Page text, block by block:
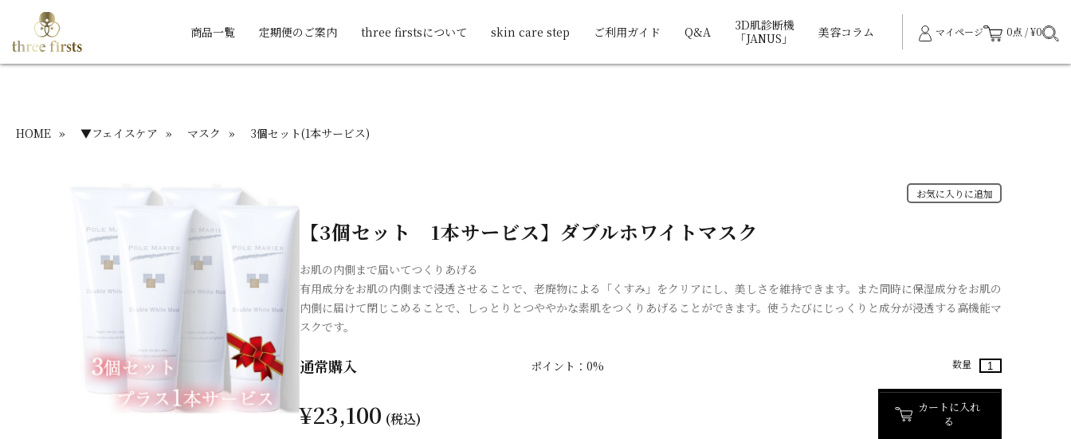
商品一覧 定期便のご案内 three firstsについて skin care step ご利用ガイド Q&A
3D肌診断機
「JANUS」
美容コラム マイページ 0点 / ¥0
HOME » ▼フェイスケア » マスク » 3個セット(1本サービス)
お気に入りに追加
【3個セット 1本サービス】ダブルホワイトマスク
お肌の内側まで届いてつくりあげる
有用成分をお肌の内側まで浸透させることで、老廃物による「くすみ」をクリアにし、美しさを維持できます。また同時に保湿成分をお肌の
内側に届けて閉じこめることで、しっとりとつややかな素肌をつくりあげることができます。使うたびにじっくりと成分が浸透する高機能マ
スクです。
通常購入 ポイント：0% 数量
¥23,100 (税込)
カートに入れ
る